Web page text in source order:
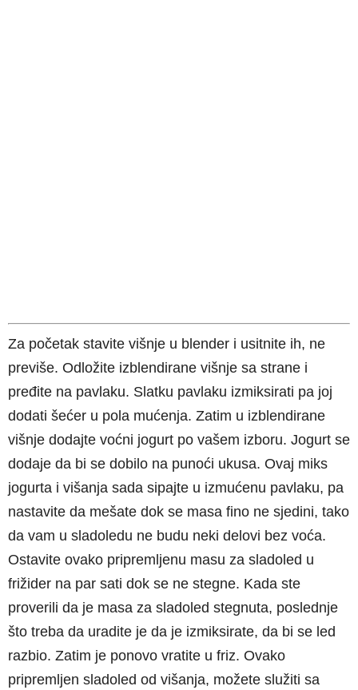
Za početak stavite višnje u blender i usitnite ih, ne
previše. Odložite izblendirane višnje sa strane i
pređite na pavlaku. Slatku pavlaku izmiksirati pa joj
dodati šećer u pola mućenja. Zatim u izblendirane
višnje dodajte voćni jogurt po vašem izboru. Jogurt se
dodaje da bi se dobilo na punoći ukusa. Ovaj miks
jogurta i višanja sada sipajte u izmućenu pavlaku, pa
nastavite da mešate dok se masa fino ne sjedini, tako
da vam u sladoledu ne budu neki delovi bez voća.
Ostavite ovako pripremljenu masu za sladoled u
frižider na par sati dok se ne stegne. Kada ste
proverili da je masa za sladoled stegnuta, poslednje
što treba da uradite je da je izmiksirate, da bi se led
razbio. Zatim je ponovo vratite u friz. Ovako
pripremljen sladoled od višanja, možete služiti sa